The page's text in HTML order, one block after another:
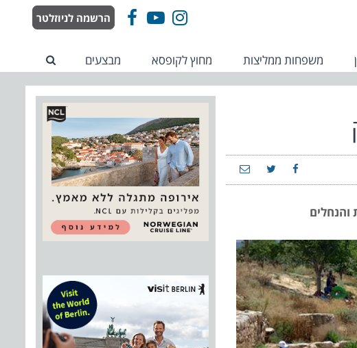
FacebookYouTube
Instagram הרשמה לניוזלטר
משפחות ממליצות מחוץ לקופסא מבצעים
והנחלים